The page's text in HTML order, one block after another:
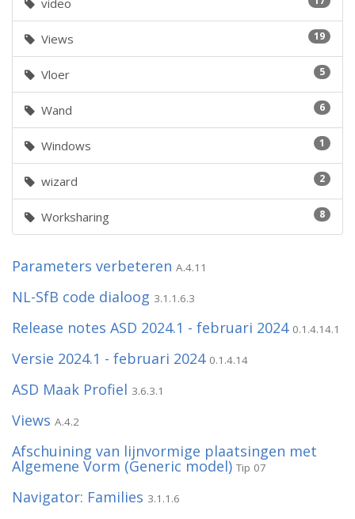
video
19
Views
5
Vloer
6
Wand
1
Windows
2
wizard
8
Worksharing
Parameters verbeteren A.4.11
NL-SfB code dialoog 3.1.1.6.3
Release notes ASD 2024.1 - februari 2024 0.1.4.14.1
Versie 2024.1 - februari 2024 0.1.4.14
ASD Maak Profiel 3.6.3.1
Views A.4.2
Afschuining van lijnvormige plaatsingen met
Algemene Vorm (Generic model) Tip 07
Navigator: Families 3.1.1.6